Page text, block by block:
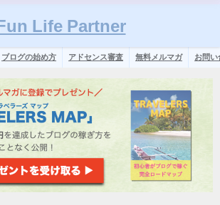
Life Partner
ブログの始め方 アドセンス審査 無料メルマガ お問い